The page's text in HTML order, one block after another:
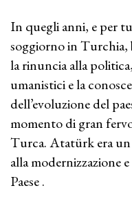
In quegli anni, e per
soggiorno in Turchia,
la rinuncia alla
umanistici e la
dell’evoluzione del
momento di gran
Turca. Atatürk era
alla modernizzazione
Paese .